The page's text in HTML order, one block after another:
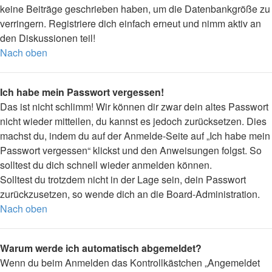
keine Beiträge geschrieben haben, um die Datenbankgröße zu
verringern. Registriere dich einfach erneut und nimm aktiv an
den Diskussionen teil!
Nach oben
Ich habe mein Passwort vergessen!
Das ist nicht schlimm! Wir können dir zwar dein altes Passwort
nicht wieder mitteilen, du kannst es jedoch zurücksetzen. Dies
machst du, indem du auf der Anmelde-Seite auf „Ich habe mein
Passwort vergessen“ klickst und den Anweisungen folgst. So
solltest du dich schnell wieder anmelden können.
Solltest du trotzdem nicht in der Lage sein, dein Passwort
zurückzusetzen, so wende dich an die Board-Administration.
Nach oben
Warum werde ich automatisch abgemeldet?
Wenn du beim Anmelden das Kontrollkästchen „Angemeldet